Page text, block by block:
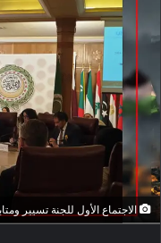
الاجتماع الأول للجنة تسيير